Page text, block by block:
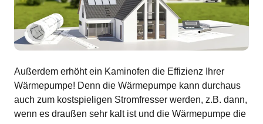
Außerdem erhöht ein Kaminofen die Effizienz Ihrer
Wärmepumpe! Denn die Wärmepumpe kann durchaus
auch zum kostspieligen Stromfresser werden, z.B. dann,
wenn es draußen sehr kalt ist und die Wärmepumpe die